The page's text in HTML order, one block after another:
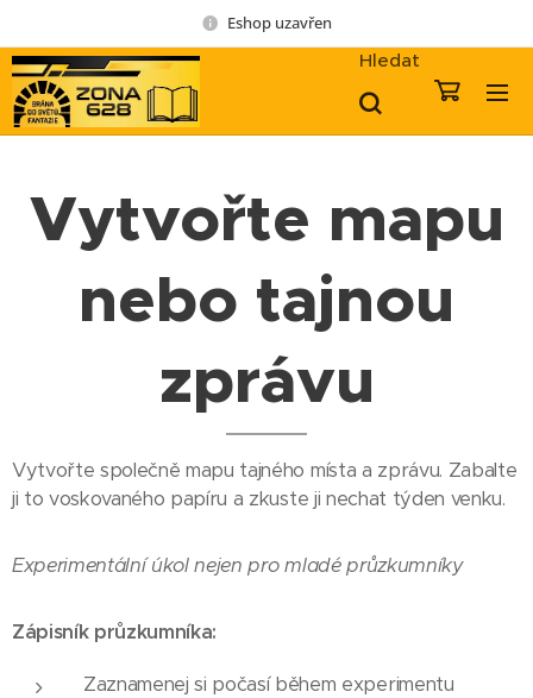
Eshop uzavřen
Hledat
Vytvořte mapu
nebo tajnou
zprávu
Vytvořte společně mapu tajného místa a zprávu. Zabalte
ji to voskovaného papíru a zkuste ji nechat týden venku.
Experimentální úkol nejen pro mladé průzkumníky
Zápisník průzkumníka:
Zaznamenej si počasí během experimentu